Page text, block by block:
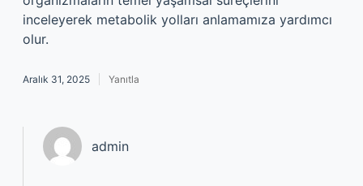
inceleyerek metabolik yolları anlamamıza yardımcı
olur.
Aralık 31, 2025 Yanıtla
admin